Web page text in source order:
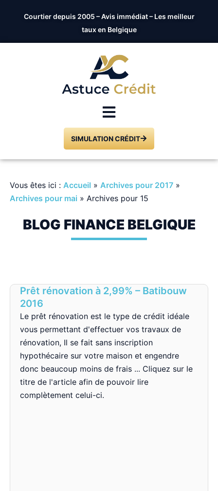
Courtier depuis 2005 – Avis immédiat – Les meilleur
taux en Belgique
SIMULATION CRÉDIT
Vous êtes ici : Accueil » Archives pour 2017 »
Archives pour mai » Archives pour 15
BLOG FINANCE BELGIQUE
Prêt rénovation à 2,99% – Batibouw
2016
Le prêt rénovation est le type de crédit idéale
vous permettant d'effectuer vos travaux de
rénovation, Il se fait sans inscription
hypothécaire sur votre maison et engendre
donc beaucoup moins de frais ... Cliquez sur le
titre de l'article afin de pouvoir lire
complètement celui-ci.